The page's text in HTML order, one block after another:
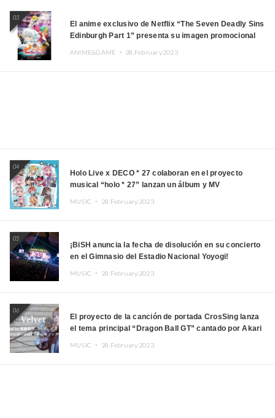
03
El anime exclusivo de Netflix “The Seven Deadly Sins
Edinburgh Part 1” presenta su imagen promocional
ANIME&GAME ・ 28.February.2023
04
Holo Live x DECO * 27 colaboran en el proyecto
musical “holo * 27” lanzan un álbum y MV
MUSIC ・ 28.February.2023
05
¡BiSH anuncia la fecha de disolución en su concierto
en el Gimnasio del Estadio Nacional Yoyogi!
MUSIC ・ 28.February.2023
06
El proyecto de la canción de portada CrosSing lanza
el tema principal “Dragon Ball GT” cantado por Akari
MUSIC ・ 28.February.2023